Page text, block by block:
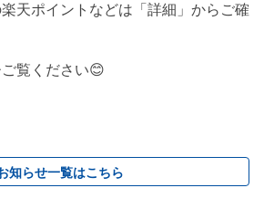
天ポイントなどは「詳細」からご確
覧ください😊
知らせ一覧はこちら